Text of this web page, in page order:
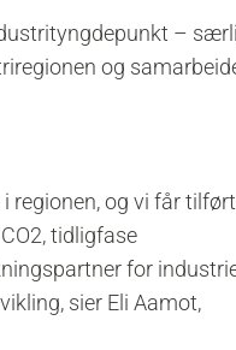
–
og
regionen, og vi får tilført
tidligfase
for
sier Eli Aamot,